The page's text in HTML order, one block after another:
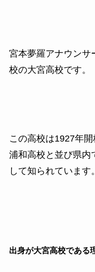
宮本夢羅アナウンサ
校の大宮高校です。
この高校は1927年
浦和高校と並び県内
して知られています。
出身が大宮高校である